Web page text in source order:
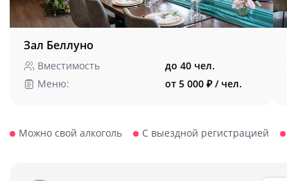
Зал Беллуно
Вместимость
до 40 чел.
Меню:
от 5 000 ₽ / чел.
Можно свой алкоголь С выездной регистрацией